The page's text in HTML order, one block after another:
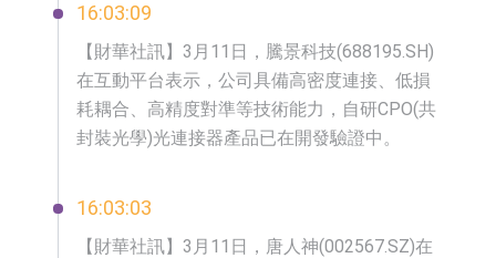
16:03:09
​【財華社訊】3月11日，騰景科技(688195.SH)
在互動平台表示，公司具備高密度連接、低損
耗耦合、高精度對準等技術能力，自研CPO(共
封裝光學)光連接器產品已在開發驗證中。
16:03:03
​【財華社訊】3月11日，唐人神(002567.SZ)在